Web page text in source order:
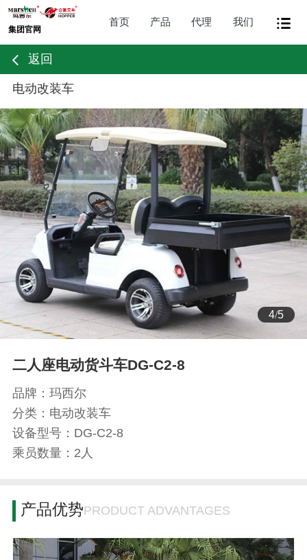
集团官网
首页 产品 代理 我们
返回
电动改装车
4/5
二人座电动货斗车DG-C2-8
品牌：玛西尔
分类：电动改装车
设备型号：DG-C2-8
乘员数量：2人
产品优势PRODUCT ADVANTAGES